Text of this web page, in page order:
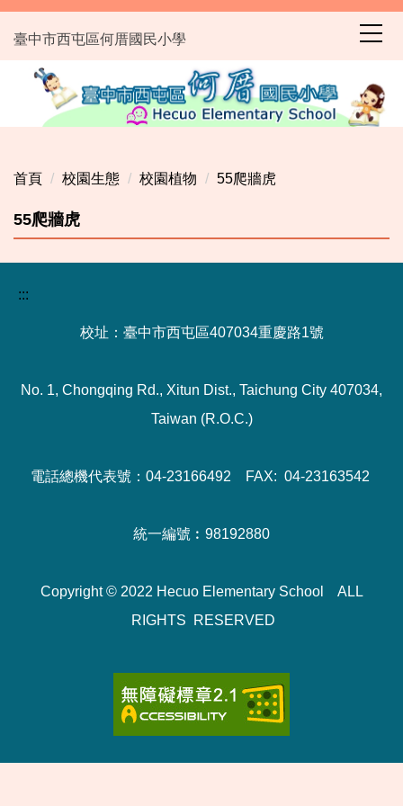
跳
到
主
臺中市西屯區何厝國民小學
首頁 校園生態 校園植物 55爬牆虎
55爬牆虎
:::
校址：臺中市西屯區407034重慶路1號
No. 1, Chongqing Rd., Xitun Dist., Taichung City 407034,
Taiwan (R.O.C.)
電話總機代表號：04-23166492 FAX: 04-23163542
統一編號︰98192880
Copyright © 2022 Hecuo Elementary School ALL
RIGHTS RESERVED